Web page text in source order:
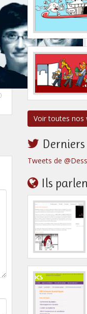
Voir toutes nos
Tweets de
Ils